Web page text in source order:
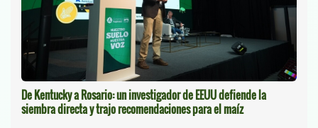
De Kentucky a Rosario: un investigador de EEUU defiende la
siembra directa y trajo recomendaciones para el maíz